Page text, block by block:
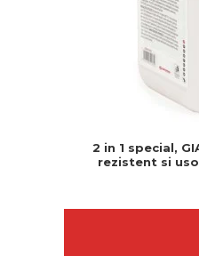
2 in 1 special,
rezistent si